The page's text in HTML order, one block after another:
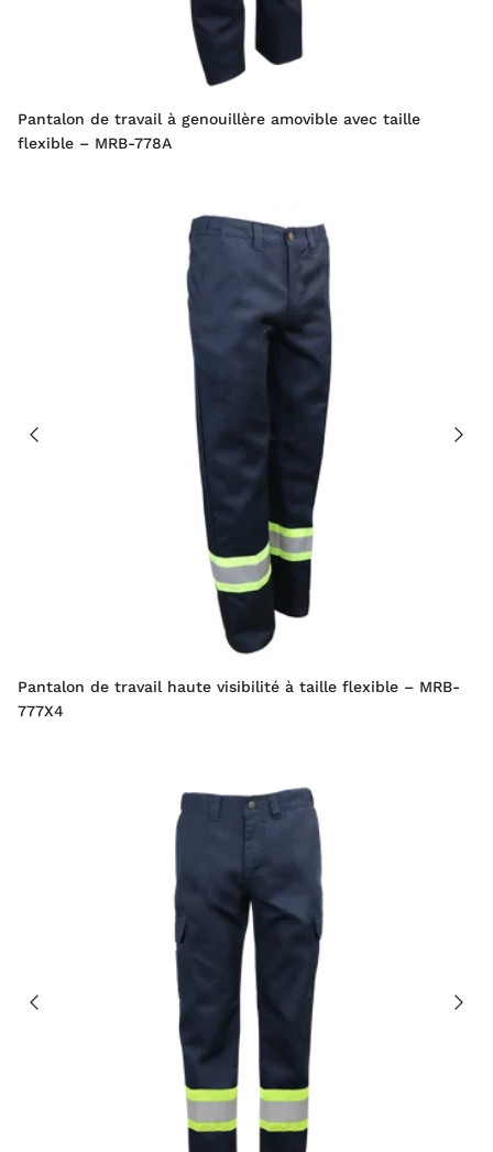
Pantalon de travail à genouillère amovible avec taille
flexible – MRB-778A
Pantalon de travail haute visibilité à taille flexible – MRB-
777X4